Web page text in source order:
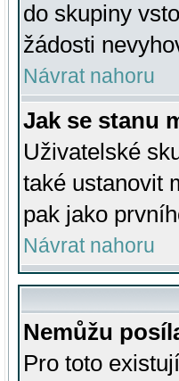
do skupiny
žádosti
Návrat nahoru
Jak se stanu
Uživatelské
také ustanovit
pak jako
Návrat nahoru
Nemůžu
Pro toto